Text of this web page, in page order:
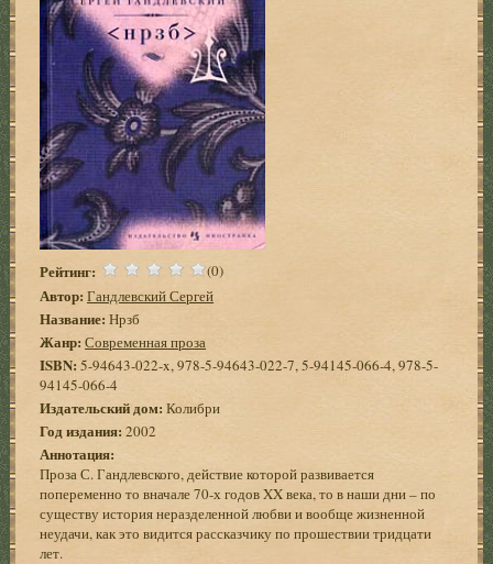
Рейтинг: (0)
Автор: Гандлевский Сергей
Название: Нрзб
Жанр: Современная проза
ISBN: 5-94643-022-x, 978-5-94643-022-7, 5-94145-066-4, 978-5-
94145-066-4
Издательский дом:Колибри
Год издания: 2002
Аннотация:
Проза С. Гандлевского, действие которой развивается
попеременно то вначале 70-х годов XX века, то в наши дни – по
существу история неразделенной любви и вообще жизненной
неудачи, как это видится рассказчику по прошествии тридцати
лет.